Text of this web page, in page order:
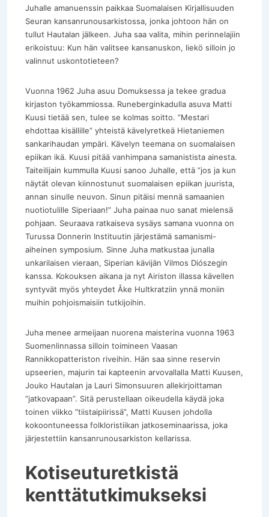
Juhalle amanuenssin paikkaa Suomalaisen Kirjallisuuden
Seuran kansanrunousarkistossa, jonka johtoon hän on
tullut Hautalan jälkeen. Juha saa valita, mihin perinnelajiin
erikoistuu: Kun hän valitsee kansanuskon, liekö silloin jo
valinnut uskontotieteen?
Vuonna 1962 Juha asuu Domuksessa ja tekee gradua
kirjaston työkammiossa. Runeberginkadulla asuva Matti
Kuusi tietää sen, tulee se kolmas soitto. ”Mestari
ehdottaa kisällille” yhteistä kävelyretkeä Hietaniemen
sankarihaudan ympäri. Kävelyn teemana on suomalaisen
epiikan ikä. Kuusi pitää vanhimpana samanistista ainesta.
Taiteilijain kummulla Kuusi sanoo Juhalle, että ”jos ja kun
näytät olevan kiinnostunut suomalaisen epiikan juurista,
annan sinulle neuvon. Sinun pitäisi mennä samaanien
nuotiotulille Siperiaan!” Juha painaa nuo sanat mielensä
pohjaan. Seuraava ratkaiseva sysäys samana vuonna on
Turussa Donnerin Instituutin järjestämä samanismi-
aiheinen symposium. Sinne Juha matkustaa junalla
unkarilaisen vieraan, Siperian kävijän Vilmos Diószegin
kanssa. Kokouksen aikana ja nyt Airiston illassa kävellen
syntyvät myös yhteydet Åke Hultkratziin ynnä moniin
muihin pohjoismaisiin tutkijoihin.
Juha menee armeijaan nuorena maisterina vuonna 1963
Suomenlinnassa silloin toimineen Vaasan
Rannikkopatteriston riveihin. Hän saa sinne reservin
upseerien, majurin tai kapteenin arvovallalla Matti Kuusen,
Jouko Hautalan ja Lauri Simonsuuren allekirjoittaman
”jatkovapaan”. Sitä perustellaan oikeudella käydä joka
toinen viikko ”tiistaipiirissä”, Matti Kuusen johdolla
kokoontuneessa folkloristiikan jatkoseminaarissa, joka
järjestettiin kansanrunousarkiston kellarissa.
Kotiseuturetkistä
kenttätutkimukseksi